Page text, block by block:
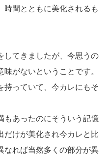
についてですが、これは人
、あなた自身がどのよう
はなく、自分自身の価値観
要です。
ためには、過去の教訓を
分自身の境界線をはっきり
ことに努めましょう。ま
ことは、関係を持続させる
時間とともに美化されるも
してきましたが、今思うの
がないということです。
持っていて、今カレにもそ
もあったのにそういう記憶
だけが美化され今カレと比
なれば当然多くの部分が異